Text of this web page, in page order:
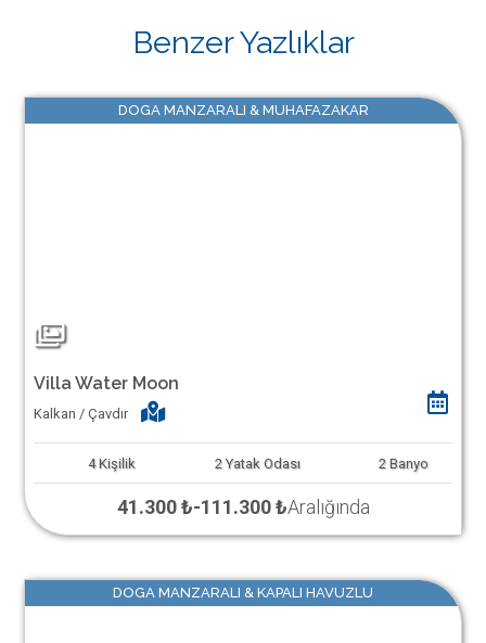
Benzer Yazlıklar
DOGA MANZARALI & MUHAFAZAKAR
Villa Water Moon
Kalkan / Çavdır
4 Kişilik 2 Yatak Odası 2 Banyo
41.300 ₺-111.300 ₺Aralığında
DOGA MANZARALI & KAPALI HAVUZLU